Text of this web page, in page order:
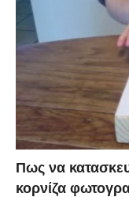
Πως να
κορνίζα